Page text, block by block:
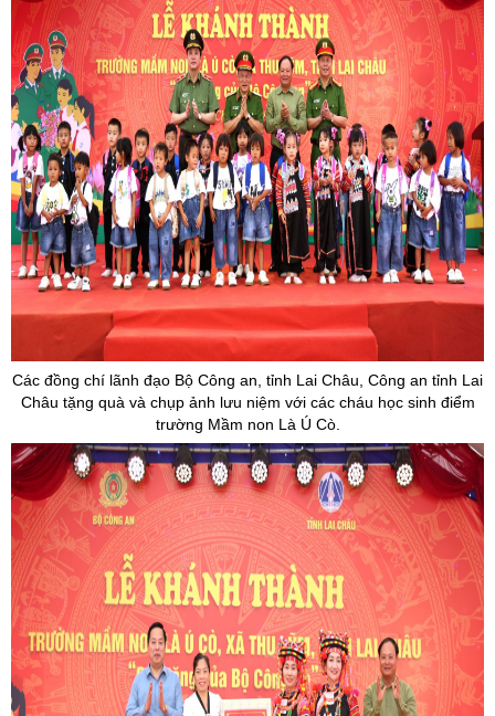
Các đồng chí lãnh đạo Bộ Công an, tỉnh Lai Châu, Công an tỉnh Lai
Châu tặng quà và chụp ảnh lưu niệm với các cháu học sinh điểm
trường Mầm non Là Ú Cò.